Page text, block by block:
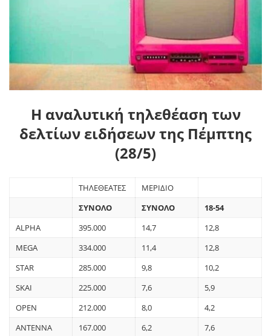
Η αναλυτική τηλεθέαση των
δελτίων ειδήσεων της Πέμπτης
(28/5)
ΤΗΛΕΘΕΑΤΕΣ
ΜΕΡΙΔΙΟ
ΣΥΝΟΛΟ
ΣΥΝΟΛΟ
18-54
ALPHA
395.000 14,7
12,8
MEGA
334.000 11,4
12,8
STAR
285.000 9,8
10,2
SKAI
225.000 7,6
5,9
OPEN
212.000 8,0
4,2
ANTENNA
167.000 6,2
7,6